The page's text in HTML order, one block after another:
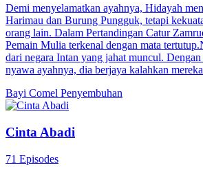
Demi menyelamatkan ayahnya, Hidayah
Harimau dan Burung Pungguk, tetapi
orang lain. Dalam Pertandingan Catur
Pemain Mulia terkenal dengan mata
dari negara Intan yang jahat muncul.
nyawa ayahnya, dia berjaya kalahkan
Bayi Comel Penyembuhan
Cinta Abadi
71 Episodes